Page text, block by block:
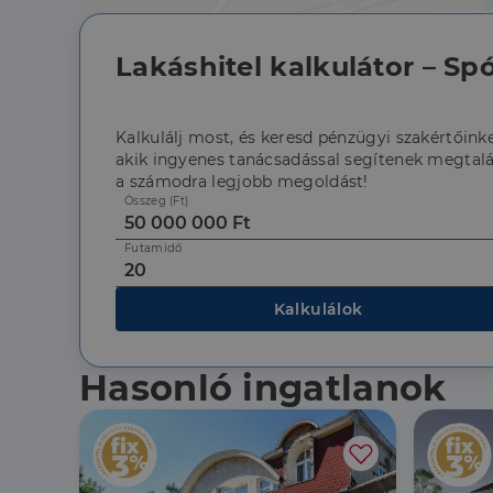
Lakáshitel kalkulátor –
Kalkulálj most, és keresd pénzügyi
akik ingyenes tanácsadással segítenek
a számodra legjobb megoldást!
Összeg (Ft)
Futamidő
Kalkulálok
Hasonló ingatlanok
_ga
Google
Inc.
.dh.hu
_gcl_au
Google
.dh.hu
Név
Szolgáltató
Domain